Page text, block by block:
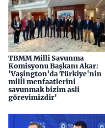
TBMM Milli Savunma
Komisyonu Başkanı Akar:
'Vaşington'da Türkiye'nin
milli menfaatlerini
savunmak bizim asli
görevimizdir'